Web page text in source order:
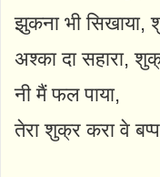
झुकना भी सिखाया,
अश्का दा सहारा,
नी मैं फल पाया,
तेरा शुक्र करा वे